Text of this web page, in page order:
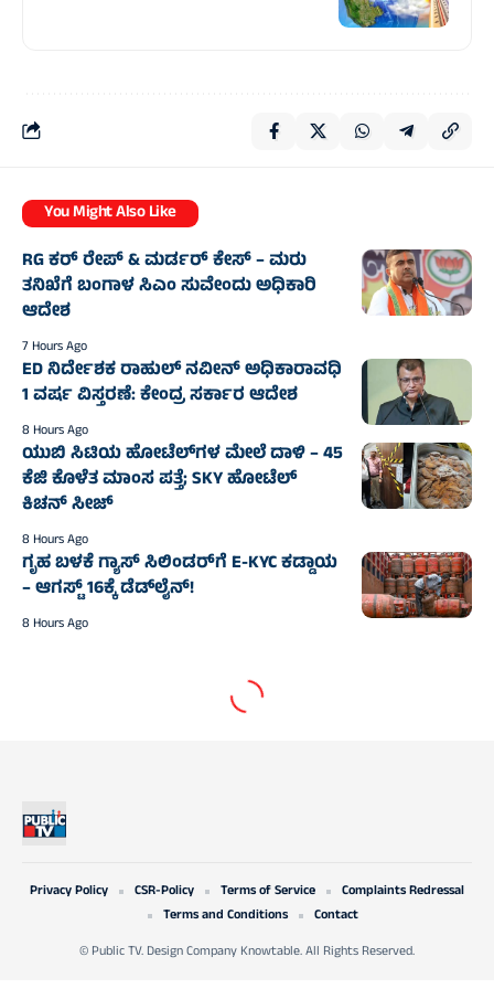
You Might Also Like
RG ಕರ್‌ ರೇಪ್‌ & ಮರ್ಡರ್‌ ಕೇಸ್‌ – ಮರು
ತನಿಖೆಗೆ ಬಂಗಾಳ ಸಿಎಂ ಸುವೇಂದು ಅಧಿಕಾರಿ
ಆದೇಶ
7 Hours Ago
ED ನಿರ್ದೇಶಕ ರಾಹುಲ್ ನವೀನ್‌ ಅಧಿಕಾರಾವಧಿ
1 ವರ್ಷ ವಿಸ್ತರಣೆ: ಕೇಂದ್ರ ಸರ್ಕಾರ ಆದೇಶ
8 Hours Ago
ಯುಬಿ ಸಿಟಿಯ ಹೋಟೆಲ್‌ಗಳ ಮೇಲೆ ದಾಳಿ – 45
ಕೆಜಿ ಕೊಳೆತ ಮಾಂಸ ಪತ್ತೆ; SKY ಹೋಟೆಲ್
ಕಿಚನ್ ಸೀಜ್
8 Hours Ago
ಗೃಹ ಬಳಕೆ ಗ್ಯಾಸ್ ಸಿಲಿಂಡರ್‌ಗೆ E-KYC ಕಡ್ಡಾಯ
– ಆಗಸ್ಟ್ 16ಕ್ಕೆ ಡೆಡ್‌ಲೈನ್!
8 Hours Ago
© Public TV. Design Company Knowtable. All Rights Reserved.
Privacy Policy CSR-Policy Terms of Service
Complaints Redressal
Terms and Conditions
Contact